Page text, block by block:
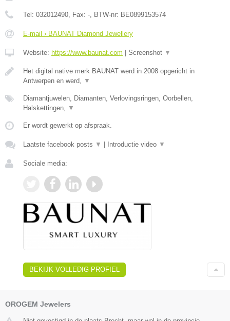
Tel: 032012490, Fax: -, BTW-nr: BE0899153574
E-mail › BAUNAT Diamond Jewellery
Website: https://www.baunat.com Screenshot ▼
Het digital native merk BAUNAT werd in 2008 opgericht in
Antwerpen en werd, ▼
Diamantjuwelen, Diamanten, Verlovingsringen, Oorbellen,
Halskettingen, ▼
Er wordt gewerkt op afspraak.
Laatste facebook posts ▼ Introductie video ▼
Sociale media:
BEKIJK VOLLEDIG PROFIEL
OROGEM Jewelers